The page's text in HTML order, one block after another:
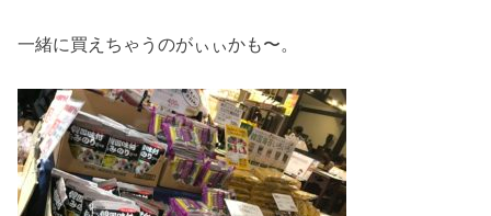
一緒に買えちゃうのがぃぃかも〜。